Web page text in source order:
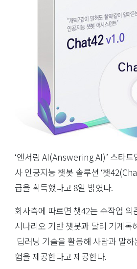
‘앤서링 AI(Answering AI)’ 스타
사 인공지능 챗봇 솔루션 ‘챗
급을 획득했다고 8일 밝혔다.
회사측에 따르면 챗42는 수작업 의
시나리오 기반 챗봇과 달리 기계독
딥러닝 기술을 활용해 사람과 말
험을 제공한다고 제공한다.